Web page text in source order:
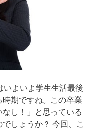
いよいよ学生生活最後
期ですね。この卒業
し！」と思っている
しょうか？ 今回、こ